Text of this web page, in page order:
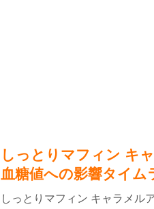
しっとりマフィン キ
血糖値への影響タイム
しっとりマフィン キャラメル